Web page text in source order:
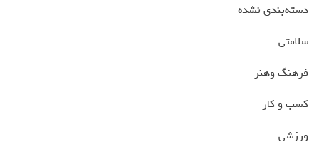
دسته‌بندی نشده
سلامتی
فرهنگ وهنر
کسب و کار
ورزشی